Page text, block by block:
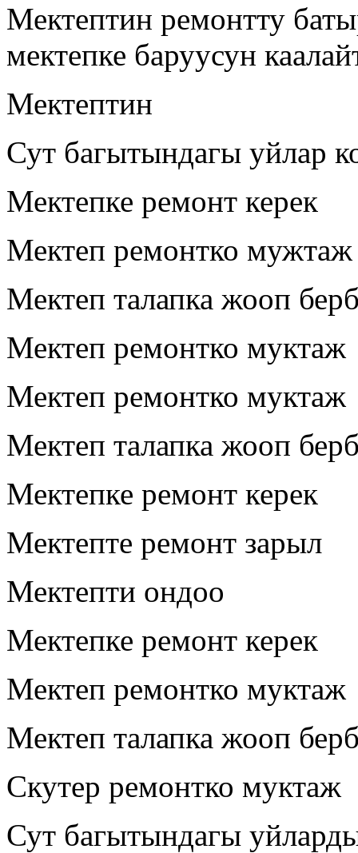
Мектептин ремонтту
мектепке баруусун
Мектептин
Сут багытындагы уйлар
Мектепке ремонт керек
Мектеп ремонтко мужтаж
Мектеп талапка жооп
Мектеп ремонтко муктаж
Мектеп ремонтко муктаж
Мектеп талапка жооп
Мектепке ремонт керек
Мектепте ремонт зарыл
Мектепти ондоо
Мектепке ремонт керек
Мектеп ремонтко муктаж
Мектеп талапка жооп
Скутер ремонтко муктаж
Сут багытындагы